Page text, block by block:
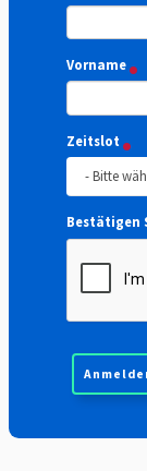
Vorname
Zeitslot
- Bitte
Bestätigen